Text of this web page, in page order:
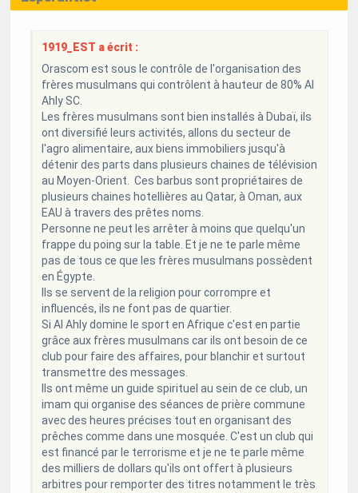
1919_EST a écrit :
Orascom est sous le contrôle de l'organisation des
frères musulmans qui contrôlent à hauteur de 80% Al
Ahly SC.
Les frères musulmans sont bien installés à Dubaï, ils
ont diversifié leurs activités, allons du secteur de
l'agro alimentaire, aux biens immobiliers jusqu'à
détenir des parts dans plusieurs chaines de télévision
au Moyen-Orient. Ces barbus sont propriétaires de
plusieurs chaines hotellières au Qatar, à Oman, aux
EAU à travers des prêtes noms.
Personne ne peut les arrêter à moins que quelqu'un
frappe du poing sur la table. Et je ne te parle même
pas de tous ce que les frères musulmans possèdent
en Égypte.
Ils se servent de la religion pour corrompre et
influencés, ils ne font pas de quartier.
Si Al Ahly domine le sport en Afrique c'est en partie
grâce aux frères musulmans car ils ont besoin de ce
club pour faire des affaires, pour blanchir et surtout
transmettre des messages.
Ils ont même un guide spirituel au sein de ce club, un
imam qui organise des séances de prière commune
avec des heures précises tout en organisant des
prêches comme dans une mosquée. C'est un club qui
est financé par le terrorisme et je ne te parle même
des milliers de dollars qu'ils ont offert à plusieurs
arbitres pour remporter des titres notamment le très